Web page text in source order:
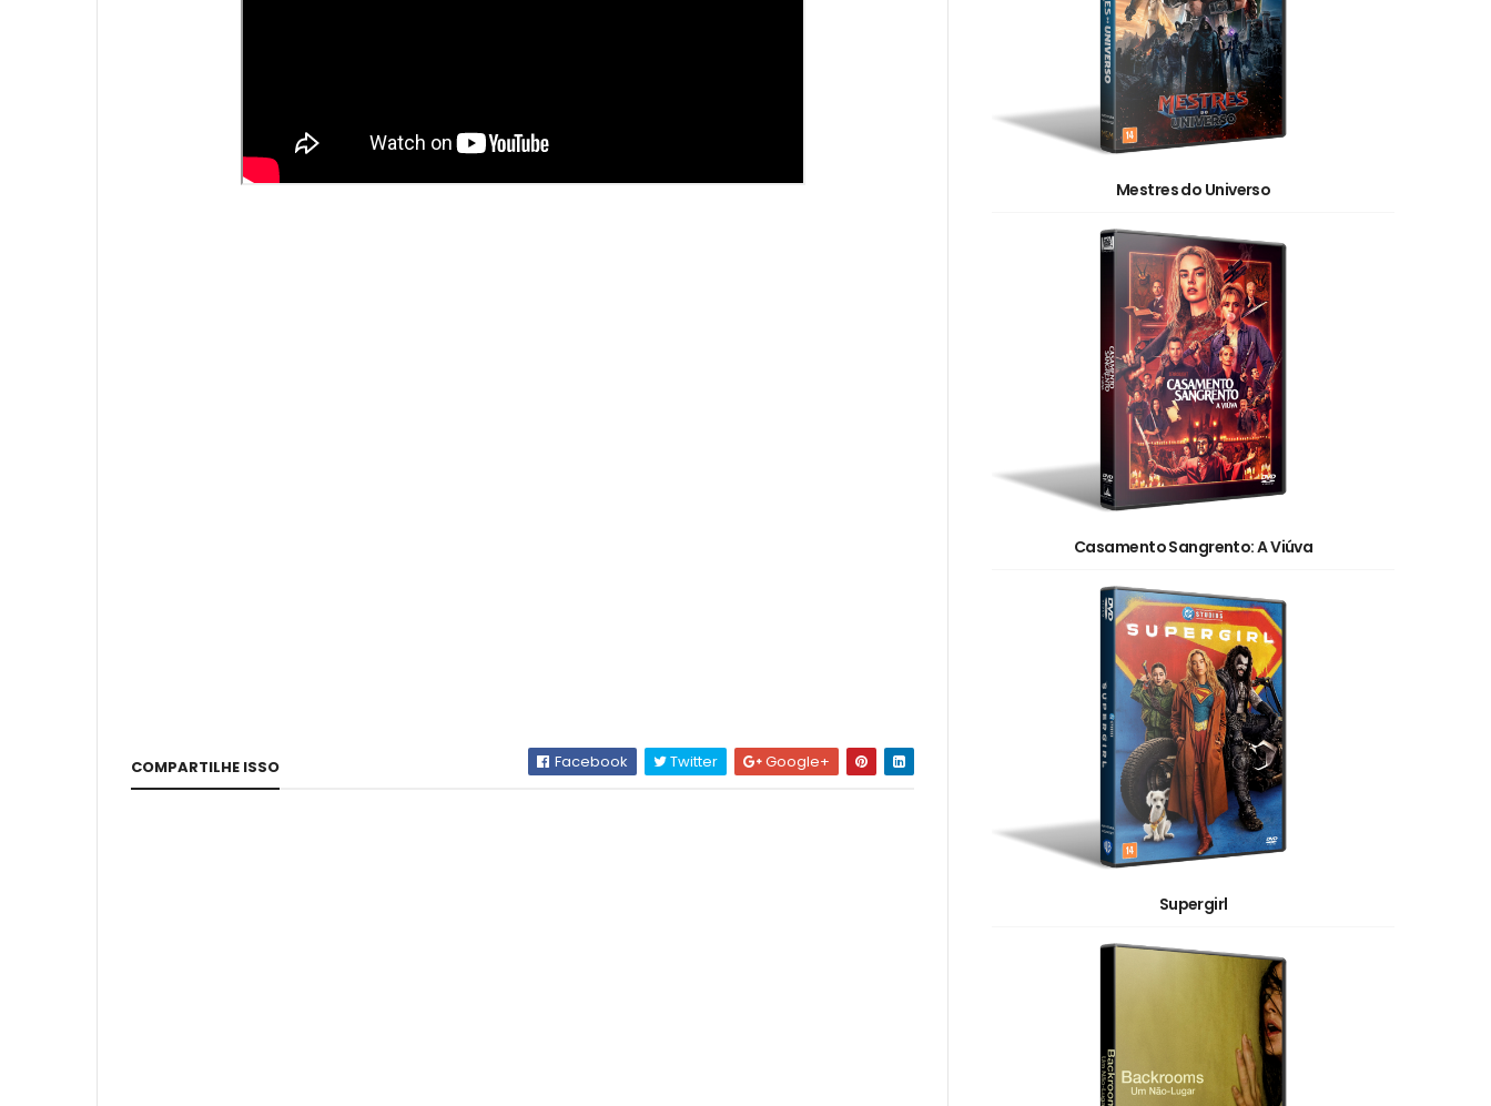
COMPARTILHE ISSO Facebook Twitter Google+
Mestres do Universo
Casamento Sangrento: A Viúva
Supergirl